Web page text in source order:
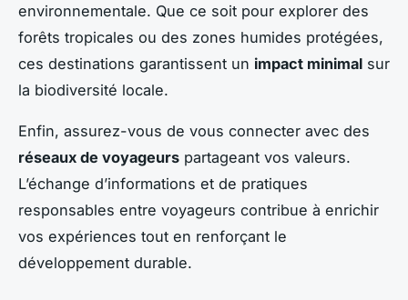
environnementale. Que ce soit pour explorer des
forêts tropicales ou des zones humides protégées,
ces destinations garantissent un impact minimal sur
la biodiversité locale.
Enfin, assurez-vous de vous connecter avec des
réseaux de voyageurs partageant vos valeurs.
L’échange d’informations et de pratiques
responsables entre voyageurs contribue à enrichir
vos expériences tout en renforçant le
développement durable.